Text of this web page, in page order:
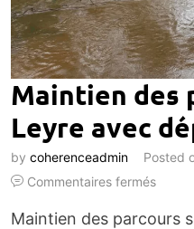
Maintien des
Leyre avec
by coherenceadmin Posted
Commentaires fermés
Maintien des parcours